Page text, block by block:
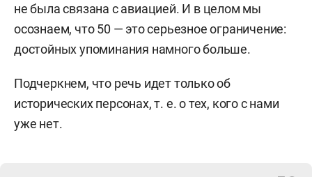
не была связана с авиацией. И в целом мы
осознаем, что 50 — это серьезное ограничение:
достойных упоминания намного больше.
Подчеркнем, что речь идет только об
исторических персонах, т. е. о тех, кого с нами
уже нет.